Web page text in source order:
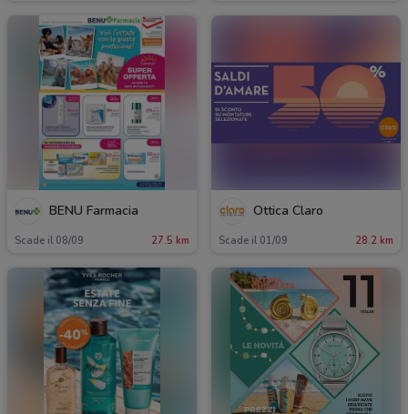
BENU Farmacia
Scade il 08/09 27.5 km
Ottica Claro
Scade il 01/09 28.2 km